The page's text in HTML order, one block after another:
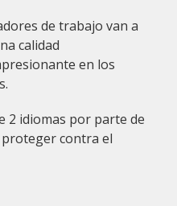
de trabajo van a
calidad
en los
2 idiomas por parte de
contra el